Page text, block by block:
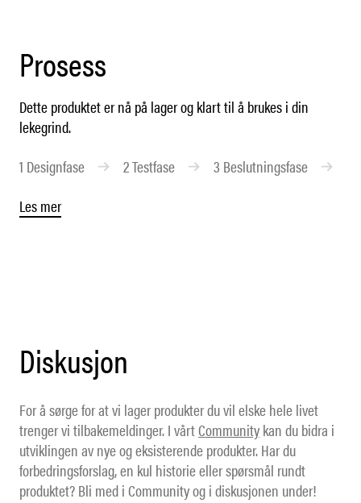
Prosess
Dette produktet er nå på lager og klart til å brukes i din
lekegrind.
1 Designfase 2Testfase 3 Beslutningsfase
Les mer
Diskusjon
For å sørge for at vi lager produkter du vil elske hele livet
trenger vi tilbakemeldinger. I vårtCommunitykan du bidra i
utviklingen av nye og eksisterende produkter. Har du
forbedringsforslag, en kul historie eller spørsmål rundt
produktet? Bli med i Community og i diskusjonen under!